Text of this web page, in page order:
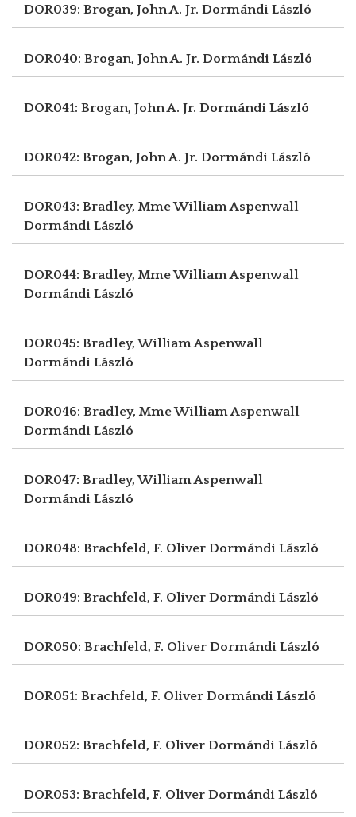
DOR039: Brogan, John A. Jr. Dormándi László
DOR040: Brogan, John A. Jr. Dormándi László
DOR041: Brogan, John A. Jr. Dormándi László
DOR042: Brogan, John A. Jr. Dormándi László
DOR043: Bradley, Mme William Aspenwall
Dormándi László
DOR044: Bradley, Mme William Aspenwall
Dormándi László
DOR045: Bradley, William Aspenwall
Dormándi László
DOR046: Bradley, Mme William Aspenwall
Dormándi László
DOR047: Bradley, William Aspenwall
Dormándi László
DOR048: Brachfeld, F. Oliver Dormándi László
DOR049: Brachfeld, F. Oliver Dormándi László
DOR050: Brachfeld, F. Oliver Dormándi László
DOR051: Brachfeld, F. Oliver Dormándi László
DOR052: Brachfeld, F. Oliver Dormándi László
DOR053: Brachfeld, F. Oliver Dormándi László